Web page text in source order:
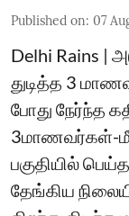
Published on: 07
Delhi Rains |
துடித்த 3
போது நேர்ந்த
3மாணவர்கள்-
பகுதியில்
தேங்கிய